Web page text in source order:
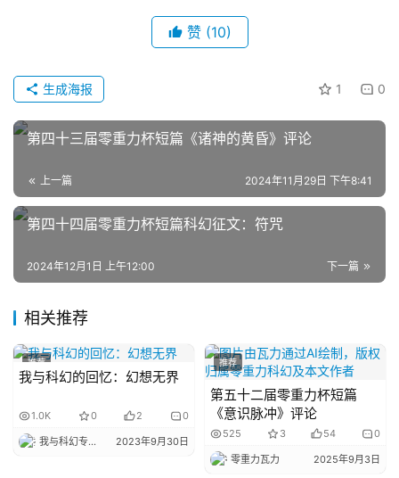
文
章
幻
资
讯
题
幻
小
库
赞 (10)
1 0
生成海报
第四十三届零重力杯短篇《诸神的黄昏》评论
上一篇 2024年11月29日 下午8:41
第四十四届零重力杯短篇科幻征文：符咒
下一篇
2024年12月1日 上午12:00
相关推荐
推荐
我与科幻的回忆：幻想无界
1.0K 0 2 0
我与科幻专栏小编 2023年9月30日
推荐
第五十二届零重力杯短篇
《意识脉冲》评论
525 3 54 0
零重力瓦力 2025年9月3日